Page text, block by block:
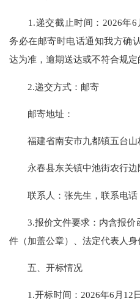
1.递交截止时间：2026年6
务必在邮寄时电话通知我方确
达为准，逾期送达或不符合规定
2.递交方式：邮寄
邮寄地址：
福建省南安市九都镇五台山
永春县东关镇中池街农行边
联系人：张先生，联系电话
3.报价文件要求：内含报价
件（加盖公章）、法定代表人身
五、开标情况
1.开标时间：2026年6月12